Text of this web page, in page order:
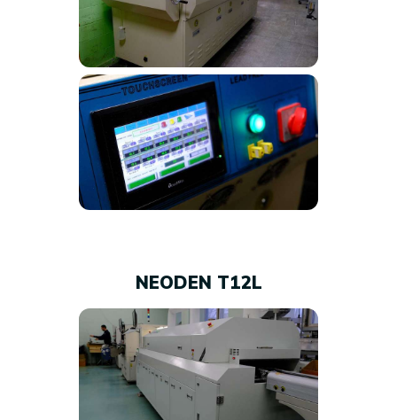
NEODEN T12L